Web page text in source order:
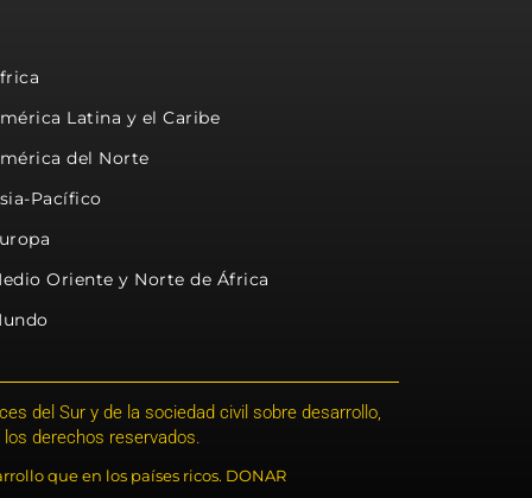
Latina y el Caribe
del Norte
Pacífico
Oriente y Norte de África
del Sur y de la sociedad civil sobre desarrollo,
derechos reservados.
que en los países ricos. DONAR